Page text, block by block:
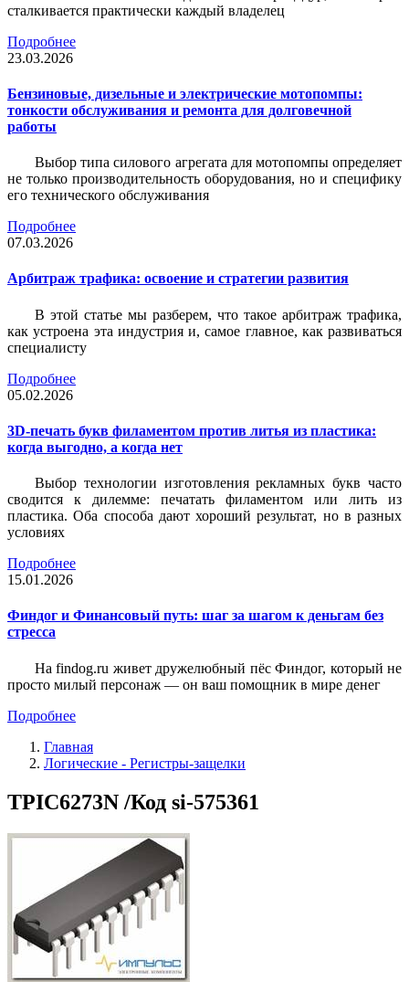
сталкивается практически каждый владелец
Подробнее
23.03.2026
Бензиновые, дизельные и электрические мотопомпы:
тонкости обслуживания и ремонта для долговечной
работы
Выбор типа силового агрегата для мотопомпы определяет
не только производительность оборудования, но и специфику
его технического обслуживания
Подробнее
07.03.2026
Арбитраж трафика: освоение и стратегии развития
В этой статье мы разберем, что такое арбитраж трафика,
как устроена эта индустрия и, самое главное, как развиваться
специалисту
Подробнее
05.02.2026
3D-печать букв филаментом против литья из пластика:
когда выгодно, а когда нет
Выбор технологии изготовления рекламных букв часто
сводится к дилемме: печатать филаментом или лить из
пластика. Оба способа дают хороший результат, но в разных
условиях
Подробнее
15.01.2026
Финдог и Финансовый путь: шаг за шагом к деньгам без
стресса
На findog.ru живет дружелюбный пёс Финдог, который не
просто милый персонаж — он ваш помощник в мире денег
Подробнее
Главная
Логические - Регистры-защелки
TPIC6273N /Код si-575361